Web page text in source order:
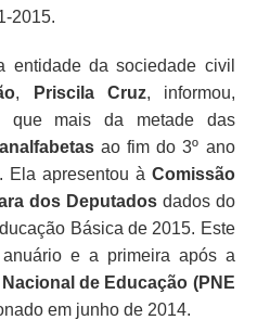
2015.
entidade da sociedade civil
, Priscila Cruz, informou,
que mais da metade das
analfabetasao fim do 3º ano
Ela apresentou à Comissão
dos Deputadosdados do
Básica de 2015. Este
e a primeira após a
de Educação (PNE
em junho de 2014.